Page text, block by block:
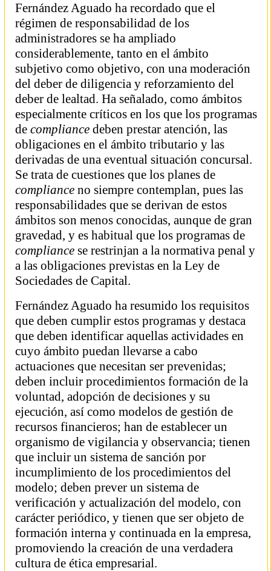
Fernández Aguado ha recordado que el
régimen de responsabilidad de los
administradores se ha ampliado
considerablemente, tanto en el ámbito
subjetivo como objetivo, con una moderación
del deber de diligencia y reforzamiento del
deber de lealtad. Ha señalado, como ámbitos
especialmente críticos en los que los programas
de compliance deben prestar atención, las
obligaciones en el ámbito tributario y las
derivadas de una eventual situación concursal.
Se trata de cuestiones que los planes de
compliance no siempre contemplan, pues las
responsabilidades que se derivan de estos
ámbitos son menos conocidas, aunque de gran
gravedad, y es habitual que los programas de
compliance se restrinjan a la normativa penal y
a las obligaciones previstas en la Ley de
Sociedades de Capital.
Fernández Aguado ha resumido los requisitos
que deben cumplir estos programas y destaca
que deben identificar aquellas actividades en
cuyo ámbito puedan llevarse a cabo
actuaciones que necesitan ser prevenidas;
deben incluir procedimientos formación de la
voluntad, adopción de decisiones y su
ejecución, así como modelos de gestión de
recursos financieros; han de establecer un
organismo de vigilancia y observancia; tienen
que incluir un sistema de sanción por
incumplimiento de los procedimientos del
modelo; deben prever un sistema de
verificación y actualización del modelo, con
carácter periódico, y tienen que ser objeto de
formación interna y continuada en la empresa,
promoviendo la creación de una verdadera
cultura de ética empresarial.